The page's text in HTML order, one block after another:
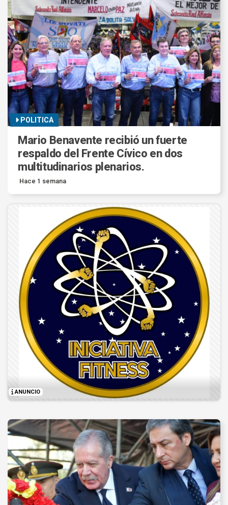
POLITICA
Mario Benavente recibió un fuerte
respaldo del Frente Cívico en dos
multitudinarios plenarios.
Hace 1 semana
ANUNCIO